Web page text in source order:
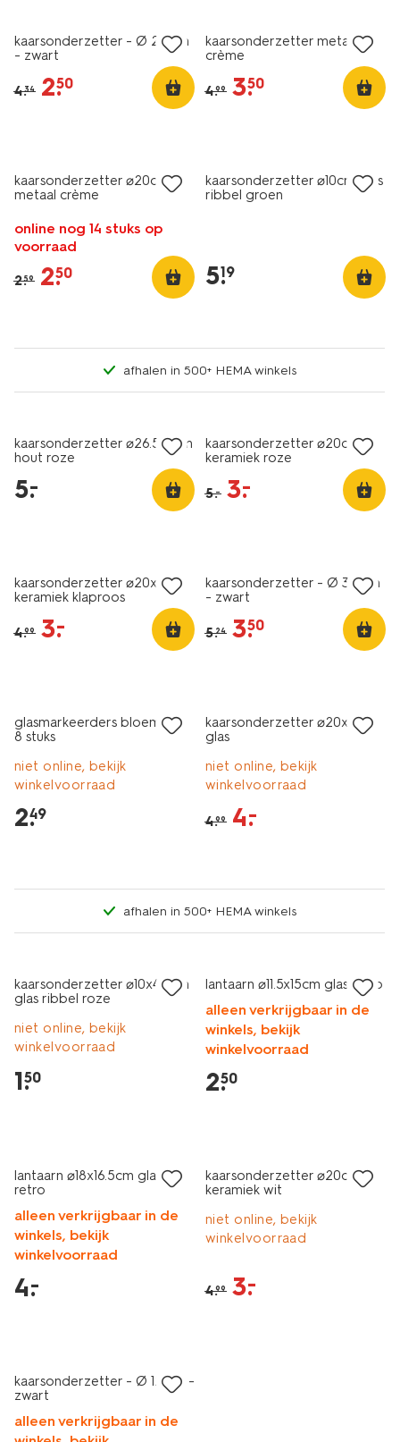
kaarsonderzetter - Ø 25 cm
- zwart
4.34 2.
50
kaarsonderzetter metaal
crème
4.99 3.
50
kaarsonderzetter ⌀20cm
metaal crème
online nog 14 stuks op
voorraad
2.59 2.
50
kaarsonderzetter ⌀10cm glas
ribbel groen
5.
19
afhalen in 500+ HEMA winkels
kaarsonderzetter ⌀26.5x3cm
hout roze
5.
–
kaarsonderzetter ⌀20cm
keramiek roze
5.– 3.
–
kaarsonderzetter ⌀20x3cm
keramiek klaproos
4.99 3.
–
kaarsonderzetter - Ø 33 cm
- zwart
5.24 3.
50
glasmarkeerders bloemen -
8 stuks
niet online, bekijk
winkelvoorraad
2.
49
kaarsonderzetter ⌀20x3cm
glas
niet online, bekijk
winkelvoorraad
4.99 4.
–
afhalen in 500+ HEMA winkels
kaarsonderzetter ⌀10x4.5cm
glas ribbel roze
niet online, bekijk
winkelvoorraad
1.
50
lantaarn ⌀11.5x15cm glas retro
alleen verkrijgbaar in de
winkels, bekijk
winkelvoorraad
2.
50
lantaarn ⌀18x16.5cm glas
retro
alleen verkrijgbaar in de
winkels, bekijk
winkelvoorraad
4.
–
kaarsonderzetter ⌀20cm
keramiek wit
niet online, bekijk
winkelvoorraad
4.99 3.
–
kaarsonderzetter - Ø 12 cm -
zwart
alleen verkrijgbaar in de